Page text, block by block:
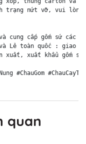
trạng nứt vỡ, vui lòng
cung cấp gốm sứ
và Lẻ toàn quốc :
xuất, xuất khẩu gốm sứ
#ChauGom
quan